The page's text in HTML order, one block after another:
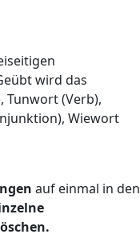
wird das
Tunwort (Verb),
Wiewort
auf einmal in den